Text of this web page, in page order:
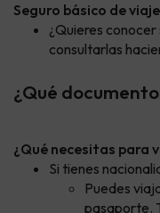
Seguro básico de viaje
¿Quieres conocer
consultarlas
¿Qué
¿Qué necesitas para
Si tienes
Puedes
pasaporte.